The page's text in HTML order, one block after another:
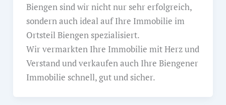
Biengen sind wir nicht nur sehr erfolgreich,
sondern auch ideal auf Ihre Immobilie im
Ortsteil Biengen spezialisiert.
Wir vermarkten Ihre Immobilie mit Herz und
Verstand und verkaufen auch Ihre Biengener
Immobilie schnell, gut und sicher.